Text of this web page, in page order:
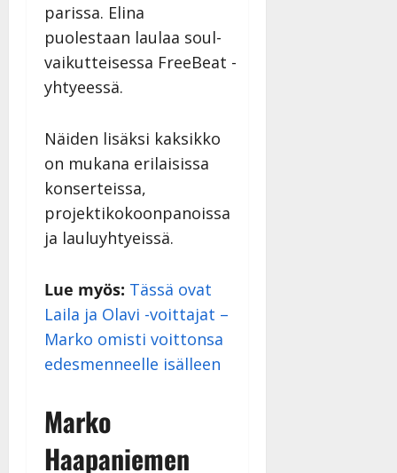
parissa. Elina
puolestaan laulaa soul-
vaikutteisessa FreeBeat -
yhtyeessä.
Näiden lisäksi kaksikko
on mukana erilaisissa
konserteissa,
projektikokoonpanoissa
ja lauluyhtyeissä.
Lue myös: Tässä ovat
Laila ja Olavi -voittajat –
Marko omisti voittonsa
edesmenneelle isälleen
Marko
Haapaniemen